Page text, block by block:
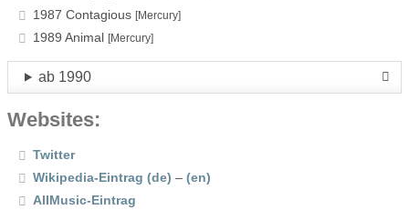
1987 Contagious [Mercury]
1989 Animal [Mercury]
ab 1990
Websites:
Twitter
Wikipedia-Eintrag (de) – (en)
AllMusic-Eintrag